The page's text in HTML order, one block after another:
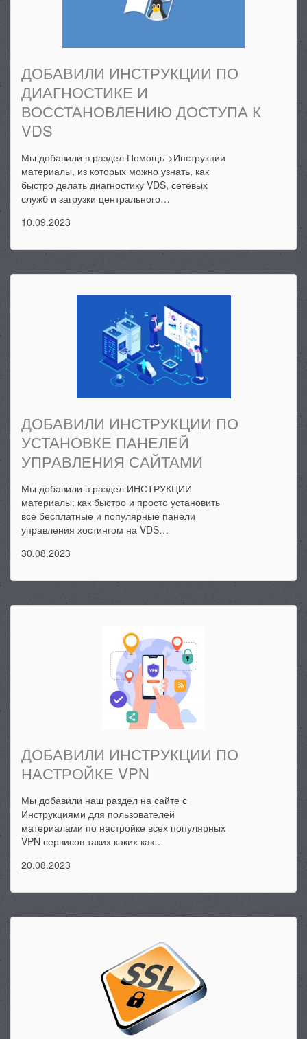
ДОБАВИЛИ ИНСТРУКЦИИ ПО
ДИАГНОСТИКЕ И
ВОССТАНОВЛЕНИЮ ДОСТУПА К
VDS
Мы добавили в раздел Помощь->Инструкции
материалы, из которых можно узнать, как
быстро делать диагностику VDS, сетевых
служб и загрузки центрального…
10.09.2023
ДОБАВИЛИ ИНСТРУКЦИИ ПО
УСТАНОВКЕ ПАНЕЛЕЙ
УПРАВЛЕНИЯ САЙТАМИ
Мы добавили в раздел ИНСТРУКЦИИ
материалы: как быстро и просто установить
все бесплатные и популярные панели
управления хостингом на VDS…
30.08.2023
ДОБАВИЛИ ИНСТРУКЦИИ ПО
НАСТРОЙКЕ VPN
Мы добавили наш раздел на сайте с
Инструкциями для пользователей
материалами по настройке всех популярных
VPN сервисов таких каких как…
20.08.2023